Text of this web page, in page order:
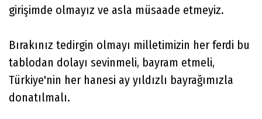
girişimde olmayız ve asla müsaade etmeyiz.
Bırakınız tedirgin olmayı milletimizin her ferdi bu
tablodan dolayı sevinmeli, bayram etmeli,
Türkiye'nin her hanesi ay yıldızlı bayrağımızla
donatılmalı.